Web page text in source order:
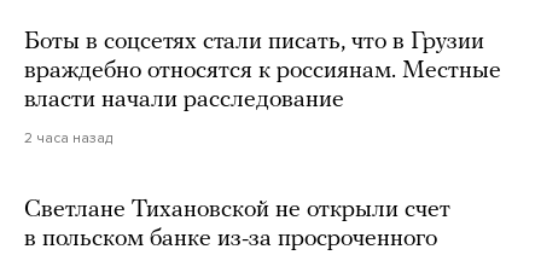
Боты в соцсетях стали писать, что в Грузии
враждебно относятся к россиянам. Местные
власти начали расследование
2 часа назад
Светлане Тихановской не открыли счет
в польском банке из-за просроченного